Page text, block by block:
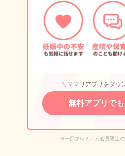
＼ママリアプリをダウ
無料アプリで
※一部プレミアム会員限定